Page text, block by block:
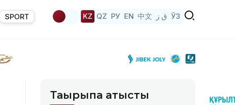
SPORT KZ QZ РУ EN 中文 ق ز ЎЗ
Тақырыпқа қатысты